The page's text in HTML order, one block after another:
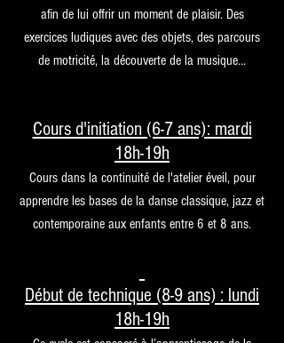
afin de lui offrir un moment de plaisir. Des
exercices ludiques avec des objets, des parcours
de motricité, la découverte de la musique…
Cours d'initiation (6-7 ans): mardi
18h-19h
Cours dans la continuité de l'atelier éveil, pour
apprendre les bases de la danse classique, jazz et
contemporaine aux enfants entre 6 et 8 ans.
Début de technique (8-9 ans) : lundi
18h-19h